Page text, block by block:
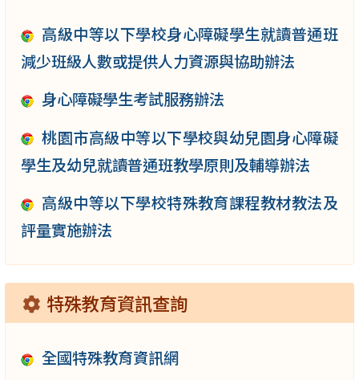
高級中等以下學校身心障礙學生就讀普通班
減少班級人數或提供人力資源與協助辦法
身心障礙學生考試服務辦法
桃園市高級中等以下學校與幼兒園身心障礙
學生及幼兒就讀普通班教學原則及輔導辦法
高級中等以下學校特殊教育課程教材教法及
評量實施辦法
特殊教育資訊查詢
全國特殊教育資訊網